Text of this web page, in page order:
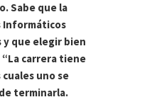
Sabe que la
Informáticos
y que elegir bien
carrera tiene
cuales uno se
terminarla.